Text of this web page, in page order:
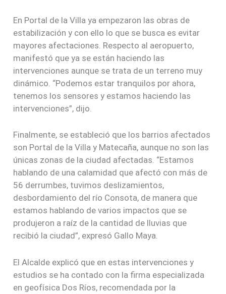
En Portal de la Villa ya empezaron las obras de
estabilización y con ello lo que se busca es evitar
mayores afectaciones. Respecto al aeropuerto,
manifestó que ya se están haciendo las
intervenciones aunque se trata de un terreno muy
dinámico. “Podemos estar tranquilos por ahora,
tenemos los sensores y estamos haciendo las
intervenciones”, dijo.
Finalmente, se estableció que los barrios afectados
son Portal de la Villa y Matecaña, aunque no son las
únicas zonas de la ciudad afectadas. “Estamos
hablando de una calamidad que afectó con más de
56 derrumbes, tuvimos deslizamientos,
desbordamiento del río Consota, de manera que
estamos hablando de varios impactos que se
produjeron a raíz de la cantidad de lluvias que
recibió la ciudad”, expresó Gallo Maya.
El Alcalde explicó que en estas intervenciones y
estudios se ha contado con la firma especializada
en geofísica Dos Ríos, recomendada por la